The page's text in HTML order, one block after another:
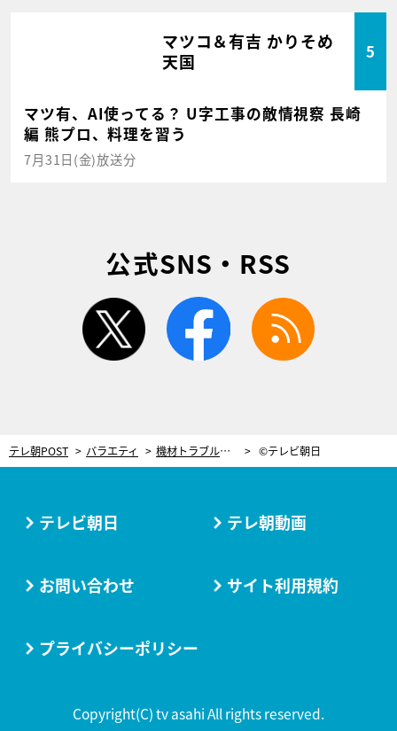
マツコ＆有吉 かりそめ
天国
5
マツ有、AI使ってる？ U字工事の敵情視察 長崎
編 熊プロ、料理を習う
7月31日(金)放送分
公式SNS・RSS
twitter facebook
テレ朝POST バラエティ 機材トラブル…なのに大歓声！VRアイドル・えのぐに“非アイドル好き”ファンが急増 ©テレビ朝日
テレビ朝日 テレ朝動画
お問い合わせ サイト利用規約
プライバシーポリシー
Copyright(C) tv asahi All rights reserved.